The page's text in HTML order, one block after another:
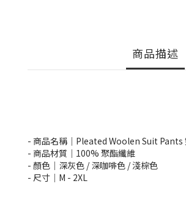
商品描述
- 商品名稱｜Pleated Woolen Suit Pants
- 商品材質｜100% 聚酯纖維
- 顏色｜深灰色 / 深咖啡色 / 淺棕色
- 尺寸｜M - 2XL